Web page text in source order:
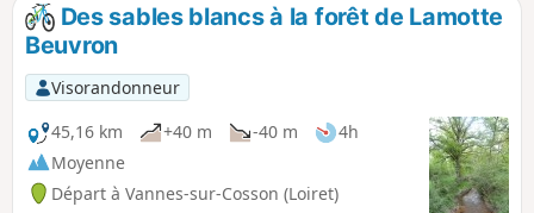
Des sables blancs à la forêt de Lamotte
Beuvron
Visorandonneur
45,16 km
+40 m -40 m
4h
Moyenne
Départ à Vannes-sur-Cosson (Loiret)